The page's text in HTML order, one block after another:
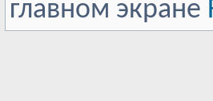
главном экране